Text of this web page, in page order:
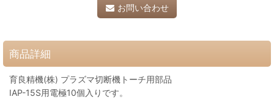
お問い合わせ
商品詳細
育良精機(株) プラズマ切断機トーチ用部品
IAP-15S用電極10個入りです。